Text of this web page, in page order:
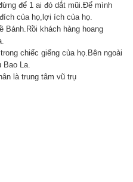
để 1 ai đó dắt mũi.Để mình
của họ,lợi ích của họ.
Bánh.Rồi khách hàng hoang
chiếc giếng của họ.Bên ngoài
Bao La.
là trung tâm vũ trụ